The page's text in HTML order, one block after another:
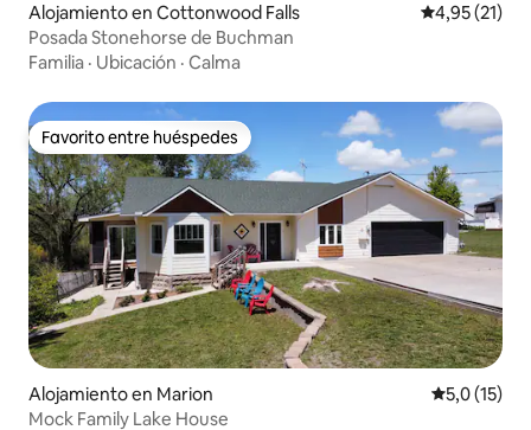
Alojamiento en Cottonwood Falls Calificación
4,95 (21)
Posada Stonehorse de Buchman
Familia · Ubicación · Calma
Favorito entre huéspedes
Favorito entre huéspedes
Alojamiento en Marion Calificación
5,0 (15)
Mock Family Lake House